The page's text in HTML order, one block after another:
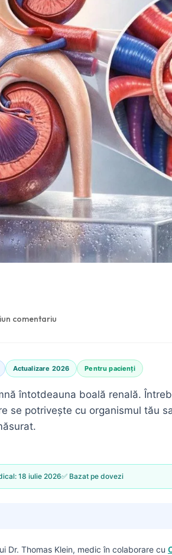
comentariu
Actualizare 2026 Pentru pacienți
întotdeauna boală renală.
se potrivește cu organismul tău
18 iulie 2026✅ Bazat pe dovezi
Dr. Thomas Klein, medic în colaborare cu